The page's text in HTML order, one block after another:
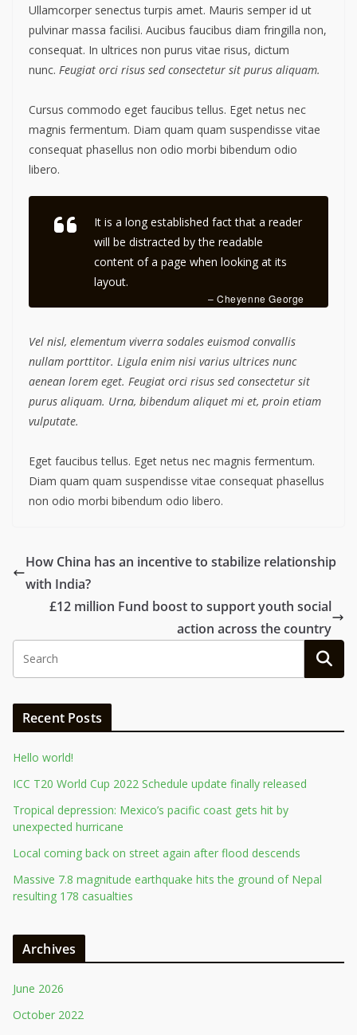
Ullamcorper senectus turpis amet. Mauris semper id ut
pulvinar massa facilisi. Aucibus faucibus diam fringilla non,
consequat. In ultrices non purus vitae risus, dictum
nunc. Feugiat orci risus sed consectetur sit purus aliquam.
Cursus commodo eget faucibus tellus. Eget netus nec
magnis fermentum. Diam quam quam suspendisse vitae
consequat phasellus non odio morbi bibendum odio
libero.
It is a long established fact that a reader
will be distracted by the readable
content of a page when looking at its
layout.
– Cheyenne George
Vel nisl, elementum viverra sodales euismod convallis
nullam porttitor. Ligula enim nisi varius ultrices nunc
aenean lorem eget. Feugiat orci risus sed consectetur sit
purus aliquam. Urna, bibendum aliquet mi et, proin etiam
vulputate.
Eget faucibus tellus. Eget netus nec magnis fermentum.
Diam quam quam suspendisse vitae consequat phasellus
non odio morbi bibendum odio libero.
How China has an incentive to stabilize relationship
with India?
£12 million Fund boost to support youth social
action across the country
Recent Posts
Hello world!
ICC T20 World Cup 2022 Schedule update finally released
Tropical depression: Mexico’s pacific coast gets hit by
unexpected hurricane
Local coming back on street again after flood descends
Massive 7.8 magnitude earthquake hits the ground of Nepal
resulting 178 casualties
Archives
June 2026
October 2022